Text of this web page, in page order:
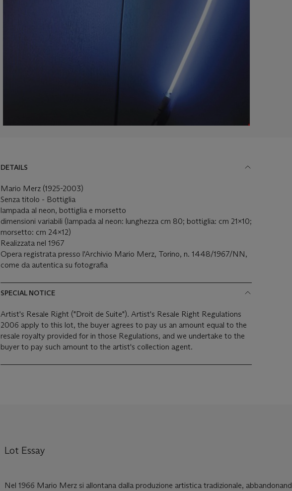
DETAILS
Mario Merz (1925-2003)
Senza titolo - Bottiglia
lampada al neon, bottiglia e morsetto
dimensioni variabili (lampada al neon: lunghezza cm 80; bottiglia: cm 21x10;
morsetto: cm 24x12)
Realizzata nel 1967
Opera registrata presso l'Archivio Mario Merz, Torino, n. 1448/1967/NN,
come da autentica su fotografia
SPECIAL NOTICE
Artist's Resale Right ("Droit de Suite"). Artist's Resale Right Regulations
2006 apply to this lot, the buyer agrees to pay us an amount equal to the
resale royalty provided for in those Regulations, and we undertake to the
buyer to pay such amount to the artist's collection agent.
Lot Essay
Nel 1966 Mario Merz si allontana dalla produzione artistica tradizionale,